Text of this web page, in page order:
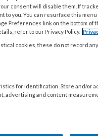
om
consent will disable them. If
to you. You can resurface this
Preferences link on the bottom of
refer to our Privacy Policy.
cookies, these do not record
for identification. Store and/or
advertising and content